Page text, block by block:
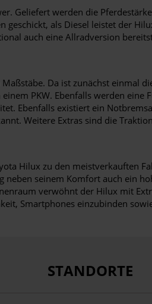
Geliefert werden die
als Diesel leistet der
auch eine Allradversion
Da ist zunächst einmal
PKW. Ebenfalls werden eine
Ebenfalls existiert ein
Weitere Extras sind die
Hilux zu den meistverkauften
seinem Komfort auch ein
verwöhnt der Hilux mit
Smartphones einzubinden
STANDORTE